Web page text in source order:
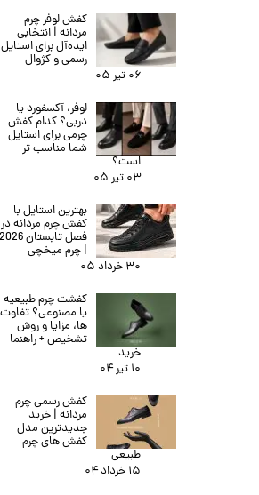
کفش لوفر چرم
مردانه | انتخابی
ایده‌آل برای استایل
رسمی و کژوال
۰۶ تیر ۰۵
لوفر، آکسفورد یا
دربی؟ کدام کفش
چرمی برای استایل
شما مناسب تر
است؟
۰۳ تیر ۰۵
بهترین استایل با
کفش چرم مردانه در
فصل تابستان 2026
| چرم میخچی
۳۰ خرداد ۰۵
کفشت چرم طبیعیه
یا مصنوعی؟ تفاوت
ها، مزایا و روش
تشخیص + راهنما
خرید
۱۰ تیر ۰۴
کفش رسمی چرم
مردانه | خرید
جدیدترین مدل
کفش های چرم
طبیعی
۱۵ خرداد ۰۴